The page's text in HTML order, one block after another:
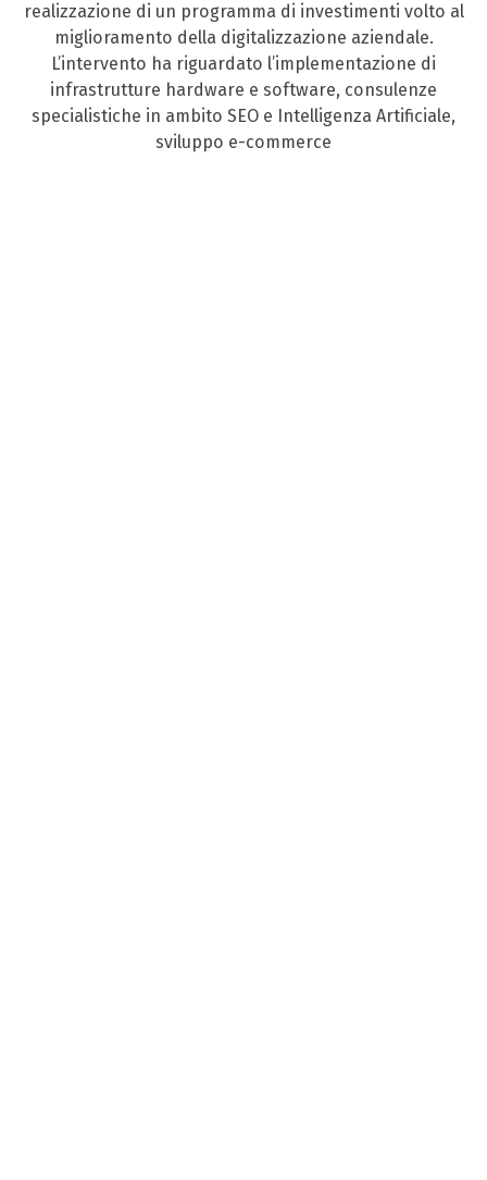
realizzazione di un programma di investimenti volto al
miglioramento della digitalizzazione aziendale.
L’intervento ha riguardato l’implementazione di
infrastrutture hardware e software, consulenze
specialistiche in ambito SEO e Intelligenza Artificiale,
sviluppo e-commerce